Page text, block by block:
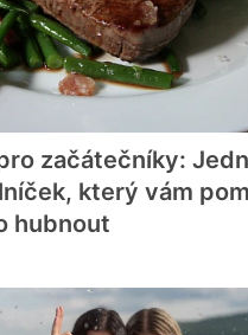
začátečníky:
který vám
hubnout